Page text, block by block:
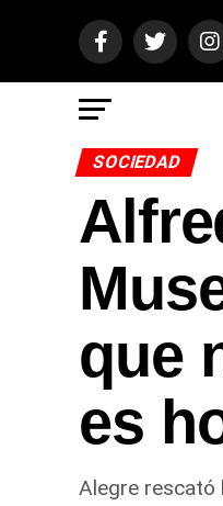
SOCIEDAD
que
es
Alegre rescató